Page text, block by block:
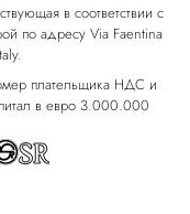
в соответствии с
по адресу Via Faentina
плательщика НДС и
в евро 3.000.000